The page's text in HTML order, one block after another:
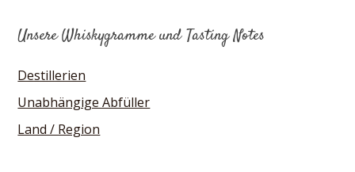
Unsere Whiskygramme und Tasting Notes
Destillerien
Unabhängige Abfüller
Land / Region